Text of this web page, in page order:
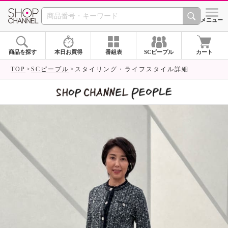
SHOP CHANNEL シメニュー
商品を探す 本日お買得 番組表 SCピープル カート
TOP SCピープル スタイリング・ライフスタイル詳細